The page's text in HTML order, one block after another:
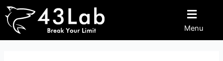
内
容
ス
Menu
Post
navigation